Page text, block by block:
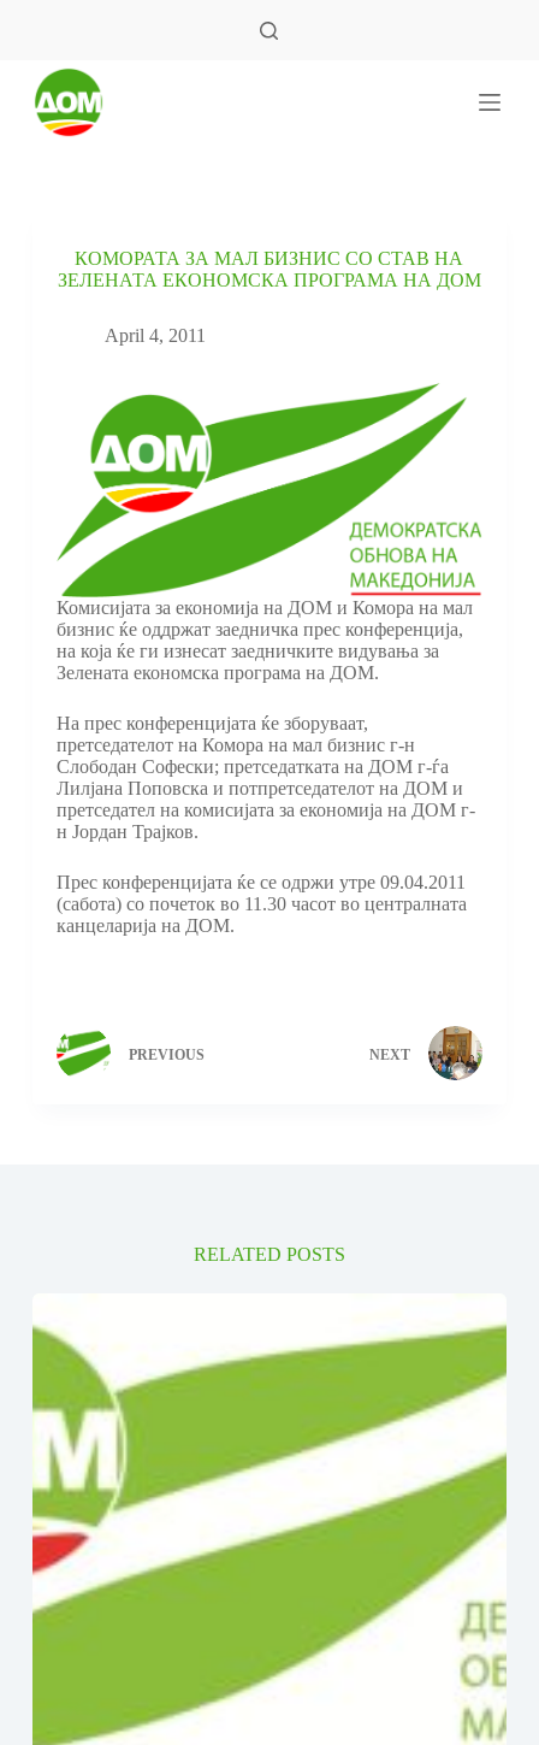
КОМОРАТА ЗА МАЛ БИЗНИС СО СТАВ НА
ЗЕЛЕНАТА ЕКОНОМСКА ПРОГРАМА НА ДОМ
April 4, 2011
Комисијата за економија на ДОМ и Комора на мал
бизнис ќе оддржат заедничка прес конференција,
на која ќе ги изнесат заедничките видувања за
Зелената економска програма на ДОМ.
На прес конференцијата ќе зборуваат,
претседателот на Комора на мал бизнис г-н
Слободан Софески; претседатката на ДОМ г-ѓа
Лилјана Поповска и потпретседателот на ДОМ и
претседател на комисијата за економија на ДОМ г-
н Јордан Трајков.
Прес конференцијата ќе се одржи утре 09.04.2011
(сабота) со почеток во 11.30 часот во централната
канцеларија на ДОМ.
PREVIOUS NEXT
RELATED POSTS